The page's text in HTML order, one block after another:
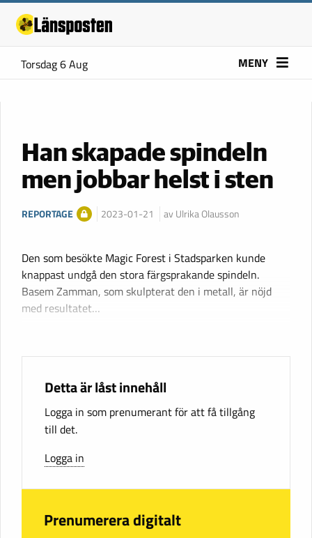
Torsdag 6 Aug MENY
Han skapade spindeln
men jobbar helst i sten
REPORTAGE 2023-01-21 av Ulrika Olausson
Den som besökte Magic Forest i Stadsparken kunde
knappast undgå den stora färgsprakande spindeln.
Basem Zamman, som skulpterat den i metall, är nöjd
med resultatet…
Detta är låst innehåll
Logga in som prenumerant för att få tillgång
till det.
Logga in
Prenumerera digitalt